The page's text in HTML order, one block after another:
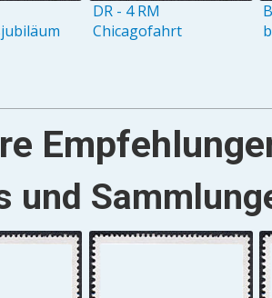
DR - 4 RM
Chicagofahrt
und